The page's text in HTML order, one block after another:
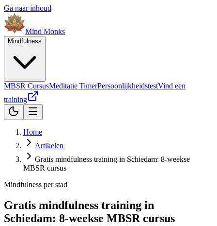
Ga naar inhoud
Mind Monks
Mindfulness
MBSR CursusMeditatie TimerPersoonlijkheidstestVind een
training
Home
Artikelen
Gratis mindfulness training in Schiedam: 8-weekse
MBSR cursus
Mindfulness per stad
Gratis mindfulness training in
Schiedam: 8-weekse MBSR cursus